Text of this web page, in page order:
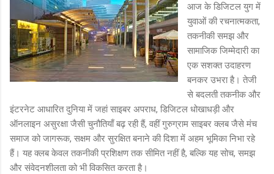
आज के डिजिटल युग में
युवाओं की रचनात्मकता,
तकनीकी समझ और
सामाजिक जिम्मेदारी का
एक सशक्त उदाहरण
बनकर उभरा है। तेजी
से बदलती तकनीक और
इंटरनेट आधारित दुनिया में जहां साइबर अपराध, डिजिटल धोखाधड़ी और
ऑनलाइन असुरक्षा जैसी चुनौतियाँ बढ़ रही हैं, वहीं गुरुग्राम साइबर क्लब जैसे मंच
समाज को जागरूक, सक्षम और सुरक्षित बनाने की दिशा में अहम भूमिका निभा रहे
हैं। यह क्लब केवल तकनीकी प्रशिक्षण तक सीमित नहीं है, बल्कि यह सोच, समझ
और संवेदनशीलता को भी विकसित करता है।